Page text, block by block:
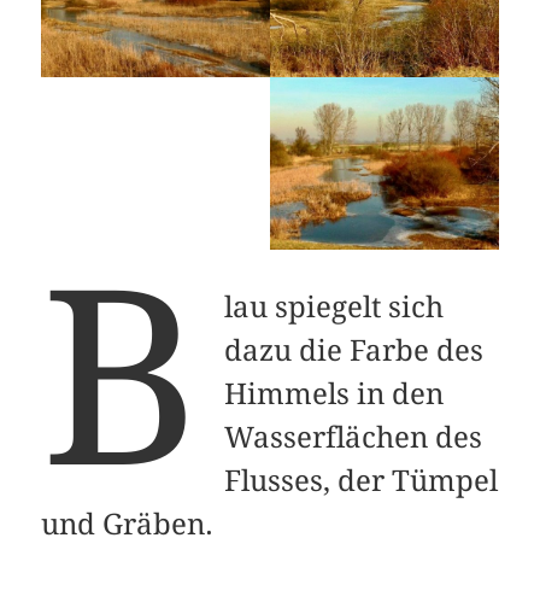
B
lau spiegelt sich
dazu die Farbe des
Himmels in den
Wasserflächen des
Flusses, der Tümpel
und Gräben.